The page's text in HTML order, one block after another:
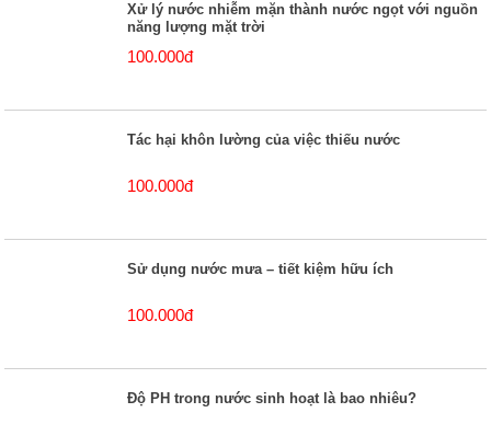
Xử lý nước nhiễm mặn thành nước ngọt với nguồn
năng lượng mặt trời
100.000đ
Tác hại khôn lường của việc thiếu nước
100.000đ
Sử dụng nước mưa – tiết kiệm hữu ích
100.000đ
Độ PH trong nước sinh hoạt là bao nhiêu?